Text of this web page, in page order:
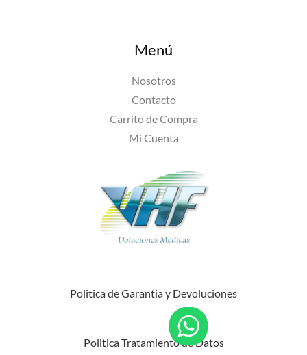
Menú
Nosotros
Contacto
Carrito de Compra
Mi Cuenta
Politica de Garantia y Devoluciones
Politica Tratamiento de Datos